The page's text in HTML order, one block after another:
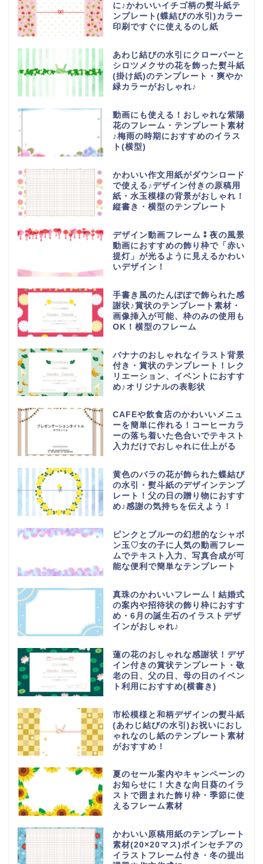
に♪かわいいイチゴ柄の熨斗紙テ
ンプレート(蝶結びの水引)カラー
印刷ですぐに使えるのし紙
あわじ結びの水引にクローバーと
シロツメクサの花を飾った熨斗紙
(掛け紙)のテンプレート・爽やか
緑カラーがおしゃれ♪
動画にも使える！おしゃれな紫陽
花のフレーム・テンプレート素材
♪梅雨の時期におすすめのイラス
ト(横型)
かわいい作文用紙がダウンロード
で使える♪デザイン付きの原稿用
紙・水玉模様の背景がおしゃれ！
縦書き・横型のテンプレート
デザイン動画フレーム⁑夜の風景
動画におすすめの飾り枠で「赤い
提灯」が光るように見えるかわい
いデザイン！
手書き風のたんぽぽで飾られた感
謝状♪賞状のテンプレート素材・
画像挿入が可能、枠のみの使用も
OK！横型のフレーム
バナナのおしゃれなイラスト背景
付き・賞状のテンプレート！レク
リエーション、イベントにおすす
め♪オリジナルの表彰状
CAFEや飲食店のかわいいメニュ
ーを簡単に作れる！コーヒーカラ
ーの落ち着いた色合いでテキスト
入力だけでおしゃれに仕上がる
黄色のバラの花が飾られた蝶結び
の水引・熨斗紙のデザインテンプ
レート！父の日の贈り物におすす
め♪感謝の気持ちを伝えよう！
ピンクとブルーの幻想的なシャボ
ン玉♡女の子に人気の動画フレー
ムでテキスト入力、写真合成が可
能な便利で簡単なテンプレート
真珠のかわいいフレーム！結婚式
の案内や招待状の飾り枠におすす
め・6月の誕生石のイラストデザ
インがおしゃれ♪
蓮の花のおしゃれな感謝状！デザ
イン付きの賞状テンプレート・敬
老の日、父の日、母の日のイベン
ト利用におすすめ(横書き)
市松模様と和柄デザインの熨斗紙
(あわじ結びの水引)お祝いにおし
ゃれなのし紙のテンプレート素材
がおすすめ！
夏のセール案内やキャンペーンの
お知らせに！大きな向日葵のイラ
ストで囲まれた飾り枠・季節に使
えるフレーム素材
かわいい原稿用紙のテンプレート
素材(20×20マス)ポインセチアの
イラストフレーム付き・冬の提出